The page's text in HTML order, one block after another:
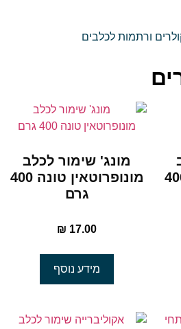
ורתמות לכלבים
מונג' שימור לכלב
מונופרוטאין טונה 400
גרם
₪ 17.00
מידע נוסף